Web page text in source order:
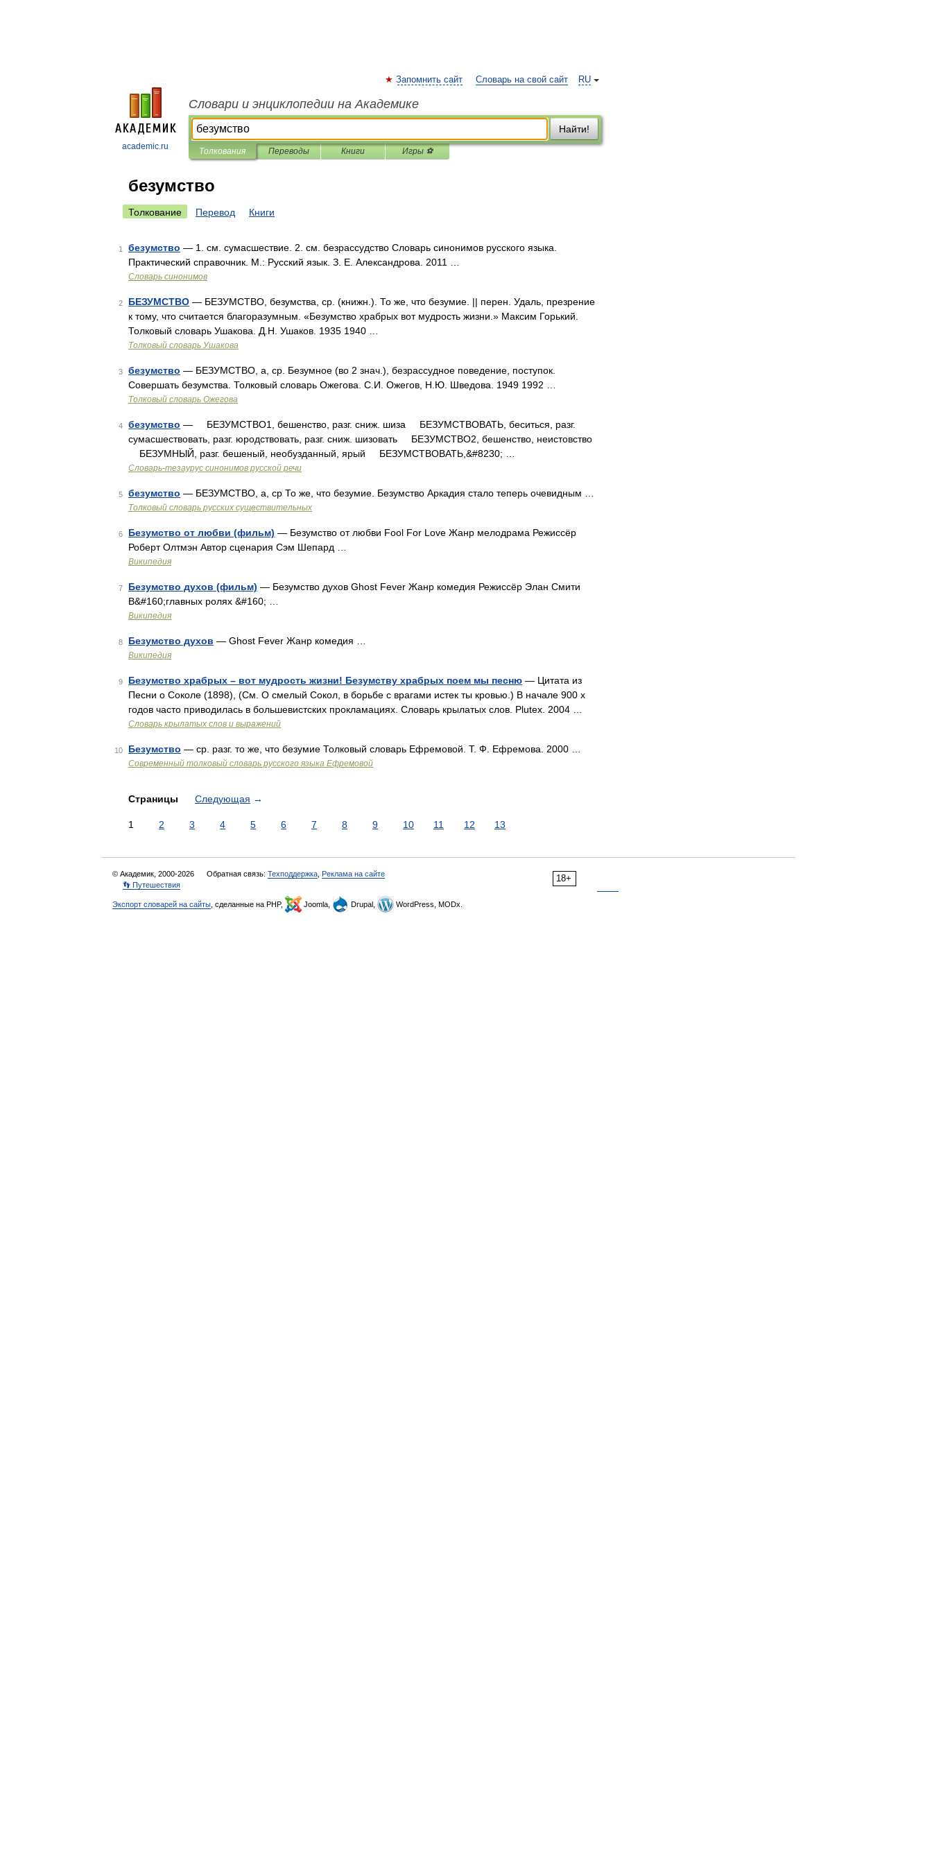
academic.ru
RU
Запомнить сайт Словарь на свой сайт
Словари и энциклопедии на Академике
Найти!
Толкования Переводы Книги Игры ⚽
безумство
Толкование Перевод Книги
1 безумство — 1. см. сумасшествие. 2. см. безрассудство Словарь синонимов русского языка.
Практический справочник. М.: Русский язык. З. Е. Александрова. 2011 …
Словарь синонимов
2 БЕЗУМСТВО — БЕЗУМСТВО, безумства, ср. (книжн.). То же, что безумие. || перен. Удаль, презрение
к тому, что считается благоразумным. «Безумство храбрых вот мудрость жизни.» Максим Горький.
Толковый словарь Ушакова. Д.Н. Ушаков. 1935 1940 …
Толковый словарь Ушакова
3 безумство — БЕЗУМСТВО, а, ср. Безумное (во 2 знач.), безрассудное поведение, поступок.
Совершать безумства. Толковый словарь Ожегова. С.И. Ожегов, Н.Ю. Шведова. 1949 1992 …
Толковый словарь Ожегова
4 безумство — БЕЗУМСТВО1, бешенство, разг. сниж. шиза БЕЗУМСТВОВАТЬ, беситься, разг.
сумасшествовать, разг. юродствовать, разг. сниж. шизовать БЕЗУМСТВО2, бешенство, неистовство
БЕЗУМНЫЙ, разг. бешеный, необузданный, ярый БЕЗУМСТВОВАТЬ,&#8230; …
Словарь-тезаурус синонимов русской речи
5 безумство — БЕЗУМСТВО, а, ср То же, что безумие. Безумство Аркадия стало теперь очевидным …
Толковый словарь русских существительных
6 Безумство от любви (фильм) — Безумство от любви Fool For Love Жанр мелодрама Режиссёр
Роберт Олтмэн Автор сценария Сэм Шепард …
Википедия
7 Безумство духов (фильм) — Безумство духов Ghost Fever Жанр комедия Режиссёр Элан Смити
В&#160;главных ролях &#160; …
Википедия
8 Безумство духов — Ghost Fever Жанр комедия …
Википедия
9 Безумство храбрых – вот мудрость жизни! Безумству храбрых поем мы песню — Цитата из
Песни о Соколе (1898), (См. О смелый Сокол, в борьбе с врагами истек ты кровью.) В начале 900 х
годов часто приводилась в большевистских прокламациях. Словарь крылатых слов. Plutex. 2004 …
Словарь крылатых слов и выражений
10 Безумство — ср. разг. то же, что безумие Толковый словарь Ефремовой. Т. Ф. Ефремова. 2000 …
Современный толковый словарь русского языка Ефремовой
Страницы Следующая →
1 2 3 4 5 6 7 8 9 10 11 12 13
18+
© Академик, 2000-2026 Обратная связь: Техподдержка Реклама на сайте
👣 Путешествия
Экспорт словарей на сайты , сделанные на PHP, Joomla, Drupal, WordPress, MODx.